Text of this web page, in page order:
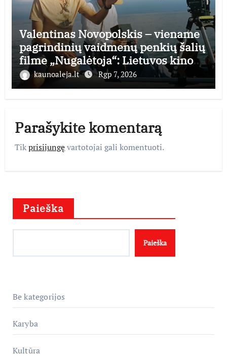
Valentinas Novopolskis – viename
pagrindinių vaidmenų penkių šalių
filme „Nugalėtoja“: Lietuvos kino
teatruose – nuo rugpjūčio 7-osios
kaunoaleja.lt Rgp 7, 2026
Parašykite komentarą
Tikprisijungęvartotojai gali komentuoti.
Paieška
Paieška
Be kategorijos
Karyba
Kultūra